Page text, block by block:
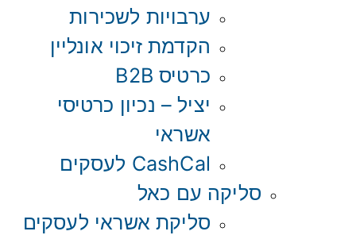
ערבויות לשכירות
הקדמת זיכוי אונליין
כרטיס B2B
יציל – נכיון כרטיסי
אשראי
CashCal לעסקים
סליקה עם כאל
סליקת אשראי לעסקים